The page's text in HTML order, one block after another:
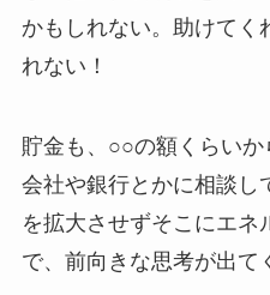
かもしれない。助けてく
れない！
貯金も、○○の額くらいか
会社や銀行とかに相談し
を拡大させずそこにエネ
で、前向きな思考が出て